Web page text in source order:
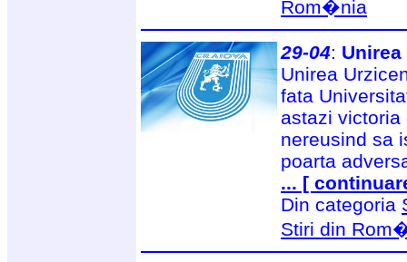
Rom�nia
29-04:
Unirea
fata
astazi victoria
nereusind sa
poarta
... [
Din categoria
Stiri din